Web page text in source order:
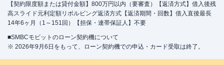
【契約限度額または貸付金額】800万円以内（要審査）【返済方式】借入後残
高スライド元利定額リボルビング返済方式【返済期間・回数】借入直後最長
14年6ヶ月（1～151回）【担保・連帯保証人】不要
■SMBCモビットのローン契約機について
※ 2026年9月6日をもって、ローン契約機での申込・カード受取は終了。